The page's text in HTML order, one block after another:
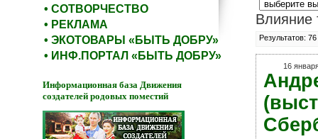
• СОТВОРЧЕСТВО
• РЕКЛАМА
• ЭКОТОВАРЫ «БЫТЬ ДОБРУ»
• ИНФ.ПОРТАЛ «БЫТЬ ДОБРУ»
Информационная база Движения
создателей родовых поместий
Влияние
Результатов:
16